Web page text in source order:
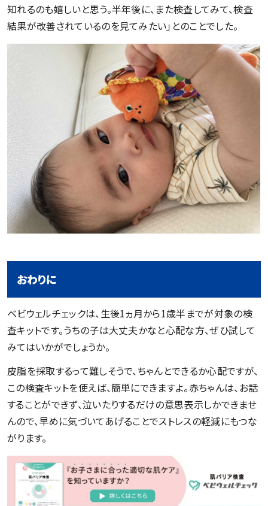
知れるのも嬉しいと思う。半年後に、また検査してみて、検査
結果が改善されているのを見てみたい」とのことでした。
おわりに
ベビウェルチェックは、生後1ヵ月から1歳半までが対象の検
査キットです。うちの子は大丈夫かなと心配な方、ぜひ試して
みてはいかがでしょうか。
皮脂を採取するって難しそうで、ちゃんとできるか心配ですが、
この検査キットを使えば、簡単にできますよ。赤ちゃんは、お話
することができず、泣いたりするだけの意思表示しかできませ
んので、早めに気づいてあげることでストレスの軽減にもつな
がります。